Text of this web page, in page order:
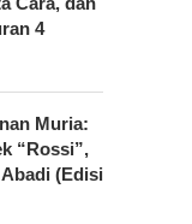
4
Muria:
“Rossi”,
(Edisi